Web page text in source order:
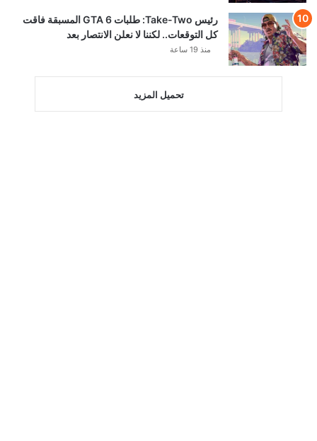
رئيس Take-Two: طلبات GTA 6 المسبقة فاقت
كل التوقعات.. لكننا لا نعلن الانتصار بعد
منذ 19 ساعة
تحميل المزيد